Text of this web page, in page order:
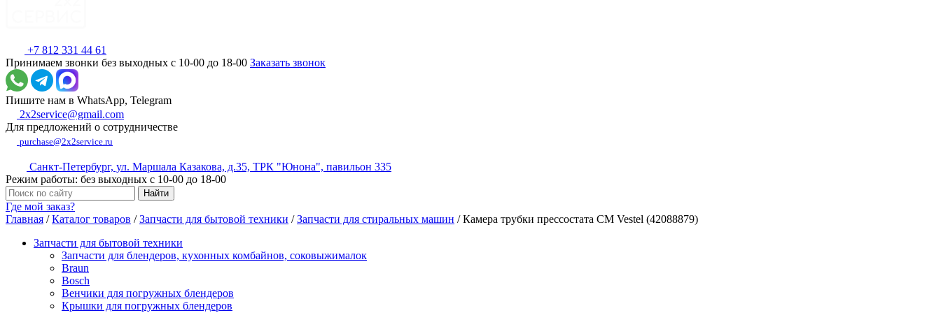
+7 812 331 44 61
Принимаем звонки без выходных с 10-00 до 18-00 Заказать звонок
Пишите нам в WhatsApp, Telegram
2x2service@gmail.com
Для предложений о сотрудничестве
purchase@2x2service.ru
Санкт-Петербург, ул. Маршала Казакова, д.35, ТРК "Юнона", павильон 335
Режим работы: без выходных с 10-00 до 18-00
Где мой заказ?
Главная /Каталог товаров /Запчасти для бытовой техники /Запчасти для стиральных машин /Камера трубки прессостата СМ Vestel (42088879)
Запчасти для бытовой техники
Запчасти для блендеров, кухонных комбайнов, соковыжималок
Braun
Bosch
Венчики для погружных блендеров
Крышки для погружных блендеров